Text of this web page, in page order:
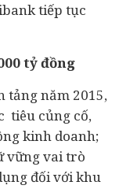
tiếp tục
tỷ đồng
tảng năm 2015,
tiêu củng cố,
kinh doanh;
vững vai trò
đối với khu